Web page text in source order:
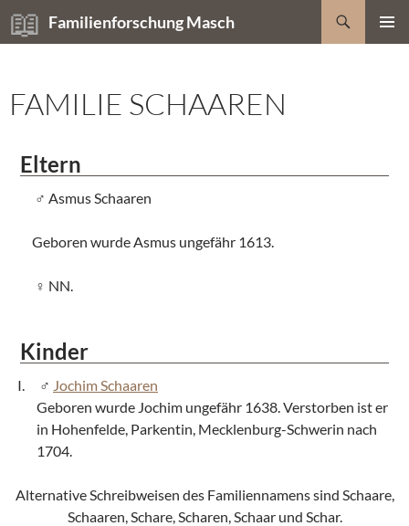
Zum
Inhalt
Familienforschung Masch
Suchen
FAMILIE SCHAAREN
Eltern
Asmus Schaaren
Geboren wurde Asmus ungefähr 1613.
NN.
Kinder
Jochim Schaaren
Geboren wurde Jochim ungefähr 1638. Verstorben ist er
in Hohenfelde, Parkentin, Mecklenburg-Schwerin nach
1704.
Alternative Schreibweisen des Familiennamens sind Schaare,
Schaaren, Schare, Scharen, Schaar und Schar.